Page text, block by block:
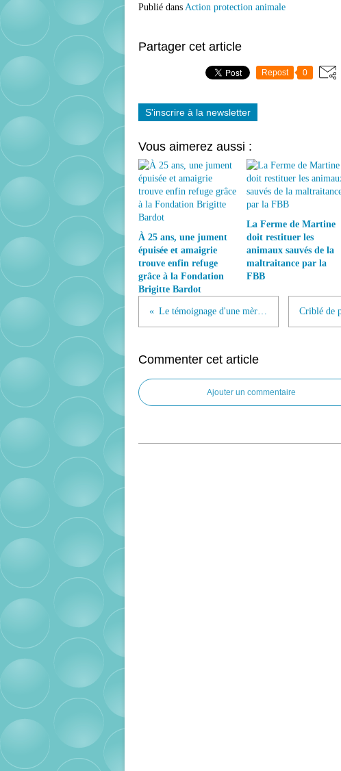
Publié dans Action protection animale
Partager cet article
Repost 0
S'inscrire à la newsletter
Vous aimerez aussi :
À 25 ans, une jument
épuisée et amaigrie
trouve enfin refuge
grâce à la Fondation
Brigitte Bardot
La Ferme de Martine
doit restituer les
animaux sauvés de la
maltraitance par la
FBB
Le témoignage d'une mère (Lolita Lempicka)
Commenter cet article
Ajouter un commentaire